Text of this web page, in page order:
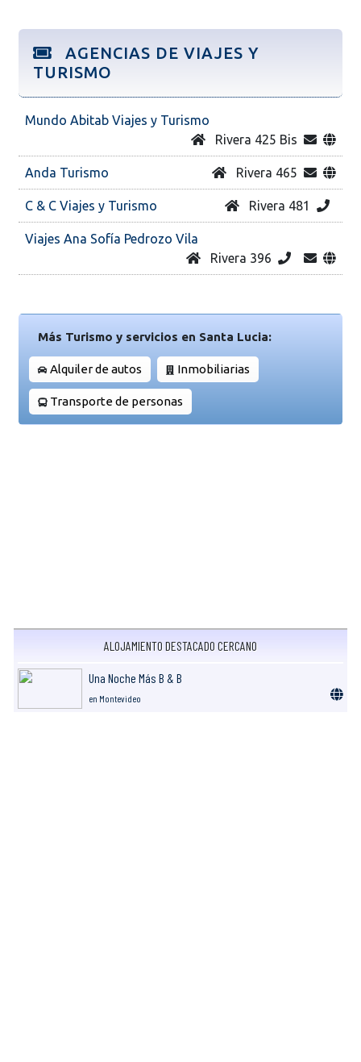
AGENCIAS DE VIAJES Y
TURISMO
Mundo Abitab Viajes y Turismo
Rivera 425 Bis
Anda Turismo Rivera 465
C & C Viajes y Turismo Rivera 481
Viajes Ana Sofía Pedrozo Vila
Rivera 396
Más Turismo y servicios en Santa Lucia:
Alquiler de autos Inmobiliarias
Transporte de personas
ALOJAMIENTO DESTACADO CERCANO
Una Noche Más B & B
en Montevideo